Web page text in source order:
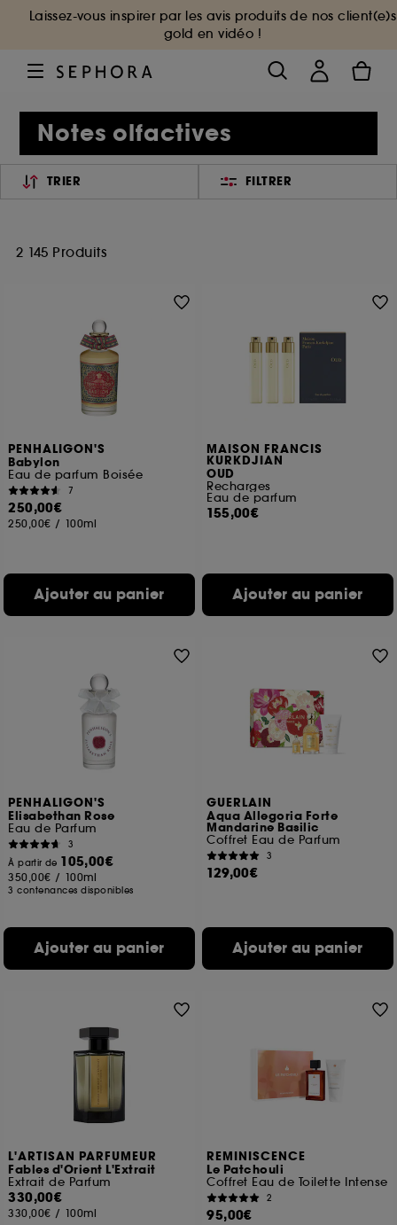
Laissez-vous inspirer par les avis produits de nos client(e)s
gold en vidéo !
Notes olfactives
TRIER FILTRER
2 145 Produits
PENHALIGON'S
Babylon
Eau de parfum Boisée
7
250,00€
250,00€ / 100ml
Ajouter au panier
MAISON FRANCIS
KURKDJIAN
OUD
Recharges
Eau de parfum
155,00€
Ajouter au panier
PENHALIGON'S
Elisabethan Rose
Eau de Parfum
3
À partir de 105,00€
350,00€ / 100ml
3 contenances disponibles
Ajouter au panier
GUERLAIN
Aqua Allegoria Forte
Mandarine Basilic
Coffret Eau de Parfum
3
129,00€
Ajouter au panier
L'ARTISAN PARFUMEUR
Fables d'Orient L'Extrait
Extrait de Parfum
330,00€
330,00€ / 100ml
REMINISCENCE
Le Patchouli
Coffret Eau de Toilette Intense
2
95,00€